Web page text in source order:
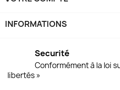
INFORMATIONS
Securité
Conformément à la loi
libertés »